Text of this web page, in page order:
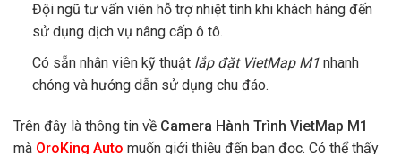
Đội ngũ tư vấn viên hỗ trợ nhiệt tình khi khách hàng đến
sử dụng dịch vụ nâng cấp ô tô.
Có sẵn nhân viên kỹ thuật lắp đặt VietMap M1nhanh
chóng và hướng dẫn sử dụng chu đáo.
Trên đây là thông tin về Camera Hành Trình VietMap M1
mà OroKing Auto muốn giới thiệu đến bạn đọc. Có thể thấy